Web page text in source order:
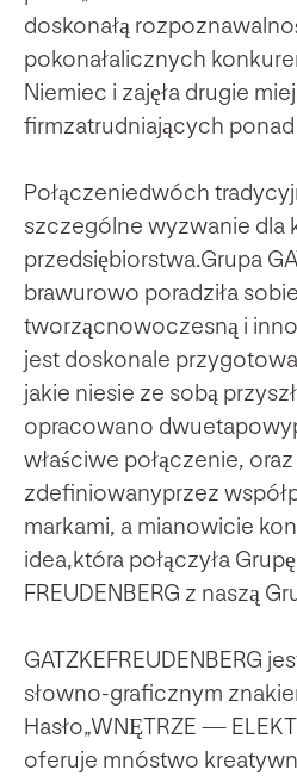
doskonałą
pokonałalicznych
Niemiec i zajęła drugie
firmzatrudniających
Połączeniedwóch
szczególne wyzwanie dla
przedsiębiorstwa.Grupa
brawurowo poradziła
tworzącnowoczesną i
jest doskonale
jakie niesie ze sobą
opracowano
właściwe połączenie,
zdefiniowanyprzez
markami, a mianowicie
idea,która połączyła
FREUDENBERG z naszą
GATZKEFREUDENBERG
słowno-graficznym
Hasło„WNĘTRZE —
oferuje mnóstwo